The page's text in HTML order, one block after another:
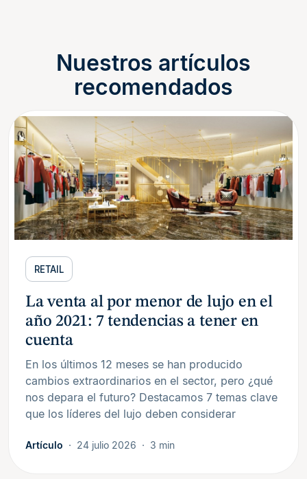
Nuestros artículos
recomendados
RETAIL
La venta al por menor de lujo en el
año 2021: 7 tendencias a tener en
cuenta
En los últimos 12 meses se han producido
cambios extraordinarios en el sector, pero ¿qué
nos depara el futuro? Destacamos 7 temas clave
que los líderes del lujo deben considerar
Artículo 24 julio 2026 3 min